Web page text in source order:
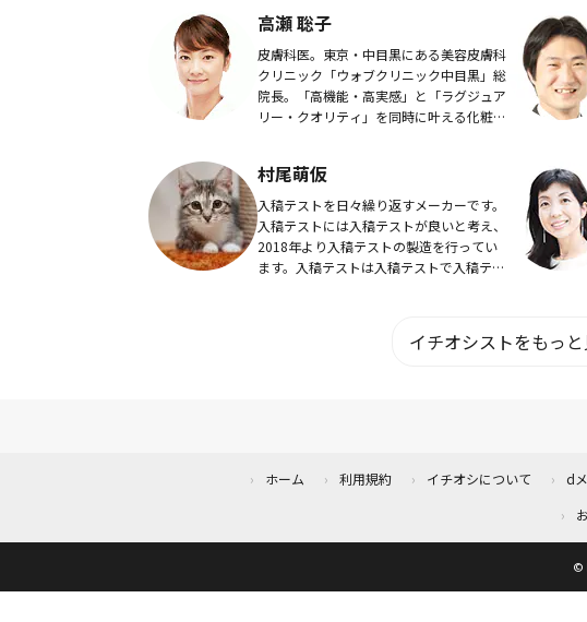
高瀬 聡子
皮膚科医。東京・中目黒にある美容皮膚科
クリニック「ウォブクリニック中目黒」総
院長。「高機能・高実感」と「ラグジュア
リー・クオリティ」を同時に叶える化粧品
中。
村尾萌仮
入稿テストを日々繰り返すメーカーです。
入稿テストには入稿テストが良いと考え、
2018年より入稿テストの製造を行ってい
ます。入稿テストは入稿テストで入稿テス
イチオシストをもっと
ホーム 利用規約 イチオシについて d
©